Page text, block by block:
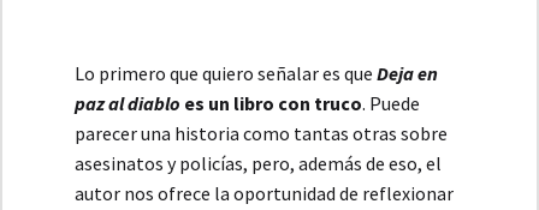
Lo primero que quiero señalar es que Deja en
paz al diablo es un libro con truco. Puede
parecer una historia como tantas otras sobre
asesinatos y policías, pero, además de eso, el
autor nos ofrece la oportunidad de reflexionar